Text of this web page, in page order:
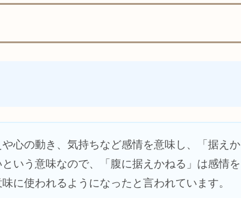
心の動き、気持ちなど感情を意味し、「据えか
いう意味なので、「腹に据えかねる」は感情を
に使われるようになったと言われています。